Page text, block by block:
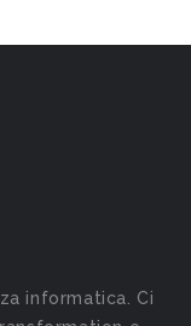
informatica. Ci